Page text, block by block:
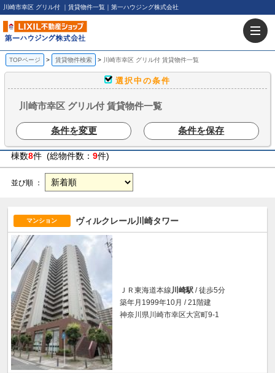
川崎市幸区 グリル付 ｜賃貸物件一覧｜第一ハウジング株式会社
TOPページ 賃貸物件検索 川崎市幸区 グリル付 賃貸物件一覧
選択中の条件
川崎市幸区 グリル付 賃貸物件一覧
条件を変更 条件を保存
棟数8件 (総物件数： 9件)
並び順 ：
マンション ヴィルクレール川崎タワー
ＪＲ東海道本線川崎駅 / 徒歩5分
築年月1999年10月 / 21階建
神奈川県川崎市幸区大宮町9-1